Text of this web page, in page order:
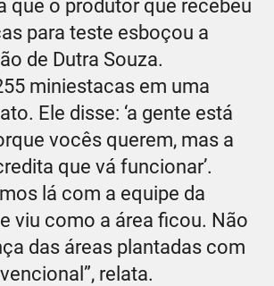
que o produtor que recebeu
para teste esboçou a
de Dutra Souza.
miniestacas em uma
Ele disse: ‘a gente está
vocês querem, mas a
que vá funcionar’.
lá com a equipe da
viu como a área ficou. Não
das áreas plantadas com
relata.